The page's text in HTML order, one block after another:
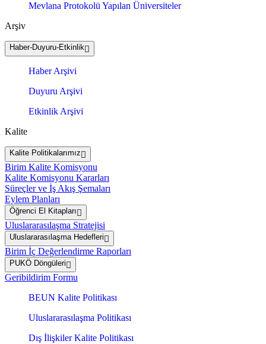
Mevlana Protokolü Yapılan Üniversiteler
Arşiv
Haber-Duyuru-Etkinlik
Haber Arşivi
Duyuru Arşivi
Etkinlik Arşivi
Kalite
Kalite Politikalarımız
Birim Kalite Komisyonu
Kalite Komisyonu Kararları
Süreçler ve İş Akış Şemaları
Eylem Planları
Öğrenci El Kitapları
Uluslararasılaşma Stratejisi
Uluslararasılaşma Hedefleri
Birim İç Değerlendirme Raporları
PUKÖ Döngüleri
Geribildirim Formu
BEUN Kalite Politikası
Uluslararasılaşma Politikası
Dış İlişkiler Kalite Politikası